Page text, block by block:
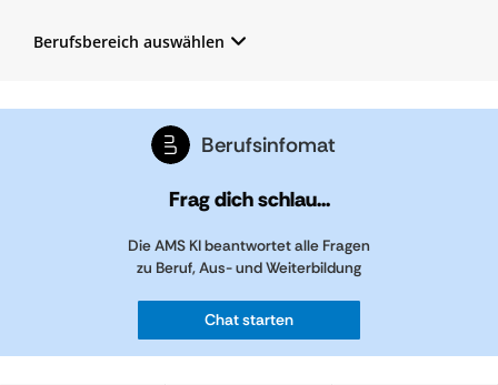
Berufsbereich auswählen
Berufsinfomat
Frag dich schlau...
Die AMS KI beantwortet alle Fragen
zu Beruf, Aus- und Weiterbildung
Chat starten